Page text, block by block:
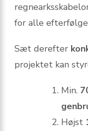
for alle
Sæt derefter
projektet kan
Min.
Højst